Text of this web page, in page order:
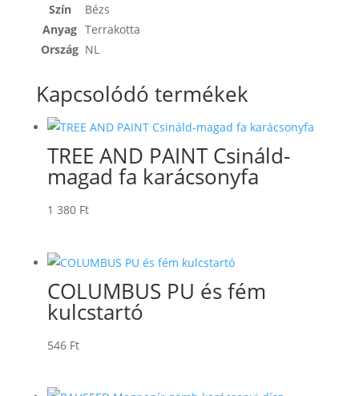
Szín
Bézs
Anyag Terrakotta
Ország NL
Kapcsolódó termékek
TREE AND PAINT Csináld-
magad fa karácsonyfa
1 380 Ft
COLUMBUS PU és fém
kulcstartó
546 Ft